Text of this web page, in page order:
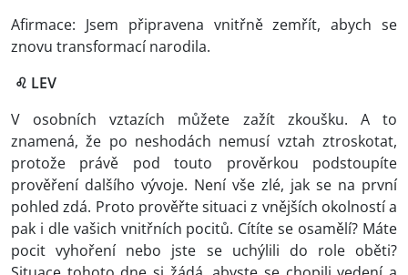
Afirmace: Jsem připravena vnitřně zemřít, abych se
znovu transformací narodila.
♌ LEV
V osobních vztazích můžete zažít zkoušku. A to
znamená, že po neshodách nemusí vztah ztroskotat,
protože právě pod touto prověrkou podstoupíte
prověření dalšího vývoje. Není vše zlé, jak se na první
pohled zdá. Proto prověřte situaci z vnějších okolností a
pak i dle vašich vnitřních pocitů. Cítíte se osamělí? Máte
pocit vyhoření nebo jste se uchýlili do role oběti?